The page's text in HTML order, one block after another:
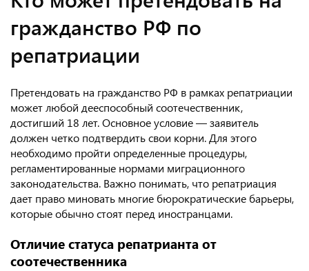
гражданство РФ по
репатриации
Претендовать на гражданство РФ в рамках репатриации
может любой дееспособный соотечественник,
достигший 18 лет. Основное условие — заявитель
должен четко подтвердить свои корни. Для этого
необходимо пройти определенные процедуры,
регламентированные нормами миграционного
законодательства. Важно понимать, что репатриация
дает право миновать многие бюрократические барьеры,
которые обычно стоят перед иностранцами.
Отличие статуса репатрианта от
соотечественника